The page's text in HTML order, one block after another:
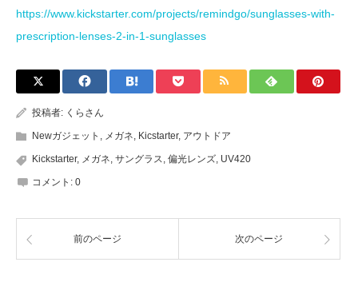
https://www.kickstarter.com/projects/remindgo/sunglasses-with-
prescription-lenses-2-in-1-sunglasses
投稿者: くらさん
Newガジェット , メガネ, Kicstarter, アウトドア
Kickstarter, メガネ, サングラス, 偏光レンズ, UV420
コメント: 0
前のページ 次のページ